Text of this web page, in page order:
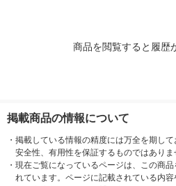
商品を閲覧すると履歴
掲載商品の情報について
・ 掲載している情報の精度には万全を期して
安全性、有用性を保証するものではありま
・ 現在ご覧になっているページは、この商
れています。ページに記載されている内